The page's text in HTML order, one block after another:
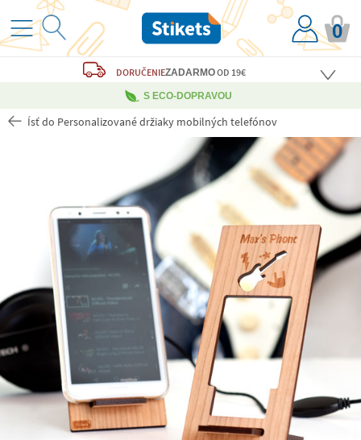
0
DORUČENIEZADARMOOD 19€
S ECO-DOPRAVOU
Ísť do Personalizované držiaky mobilných telefónov